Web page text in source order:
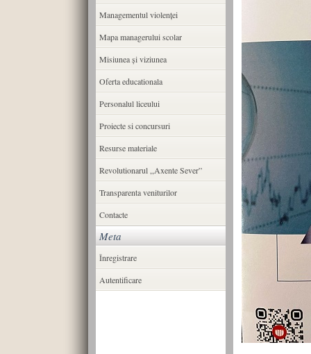
Managementul violenței
Mapa managerului scolar
Misiunea şi viziunea
Oferta educationala
Personalul liceului
Proiecte si concursuri
Resurse materiale
Revolutionarul ,,Axente Sever”
Transparenta veniturilor
Contacte
Meta
Înregistrare
Autentificare